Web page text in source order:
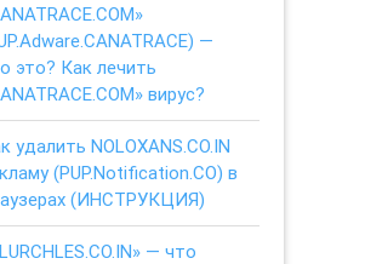
—
это? Как лечить
вирус?
удалить NOLOXANS.CO.IN
(PUP.Notification.CO) в
(ИНСТРУКЦИЯ)
— что